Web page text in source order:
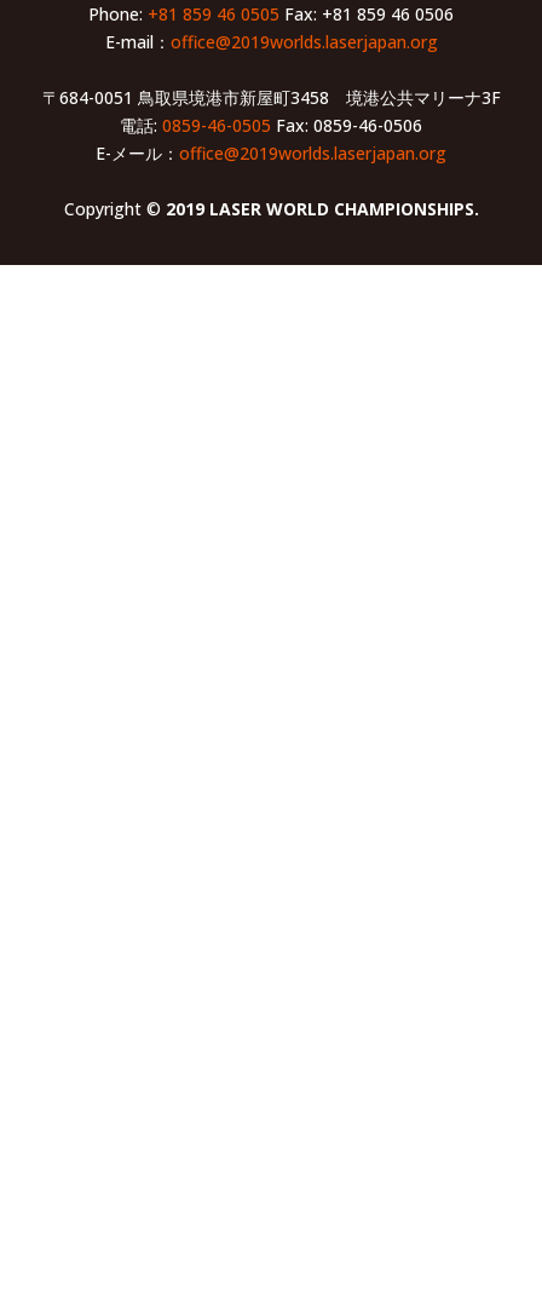
Phone: +81 859 46 0505 Fax: +81 859 46 0506
E-mail： office@2019worlds.laserjapan.org
〒684-0051 鳥取県境港市新屋町3458 境港公共マリーナ3F
電話: 0859-46-0505 Fax: 0859-46-0506
E-メール： office@2019worlds.laserjapan.org
Copyright © 2019 LASER WORLD CHAMPIONSHIPS.